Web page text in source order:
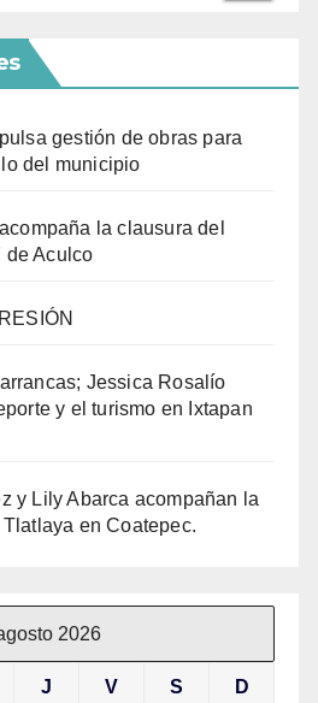
gestión de obras para
del municipio
la clausura del
de Aculco
Jessica Rosalío
y el turismo en Ixtapan
y Lily Abarca acompañan la
en Coatepec.
2026
J V S D